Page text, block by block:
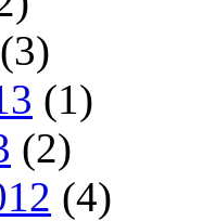
(3)
(1)
(2)
(4)